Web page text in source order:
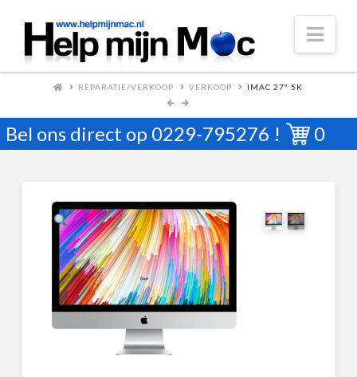
REPARATIE/VERKOOP VERKOOP IMAC 27″ 5K
Bel ons direct op 0229-795276 ! 0